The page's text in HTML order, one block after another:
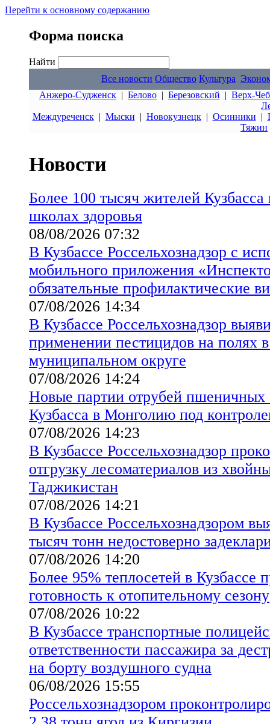
Перейти к основному содержанию
Форма поиска
Найти
Все новости Общество Культура
Анжеро-Судженск | Белово | Березовский | Верх-
Междуреченск| Мыски | Новокузнецк| Осинники |
Тяжин
Новости
Более 100 тысяч жителей
школах здоровья
08/08/2026 07:32
В Кузбассе Россельхознадзор с
мобильного приложения
обязательные профилактические
07/08/2026 14:34
В Кузбассе Россельхознадзор
применении пестицидов на полях
муниципальном округе
07/08/2026 14:24
Новые партии отрубей пшеничных
Кузбасса в Монголию под
07/08/2026 14:23
В Кузбассе Россельхознадзор
отгрузку лесоматериалов из
Таджикистан
07/08/2026 14:21
В Кузбассе Россельхознадзором
тысяч тонн недостоверно
07/08/2026 14:20
Более 95% теплосетей в Кузбассе
готовность к отопительному сезону
07/08/2026 10:22
В Кузбассе транспортные
ответственности пассажира за
на борту воздушного судна
06/08/2026 15:55
Россельхознадзором